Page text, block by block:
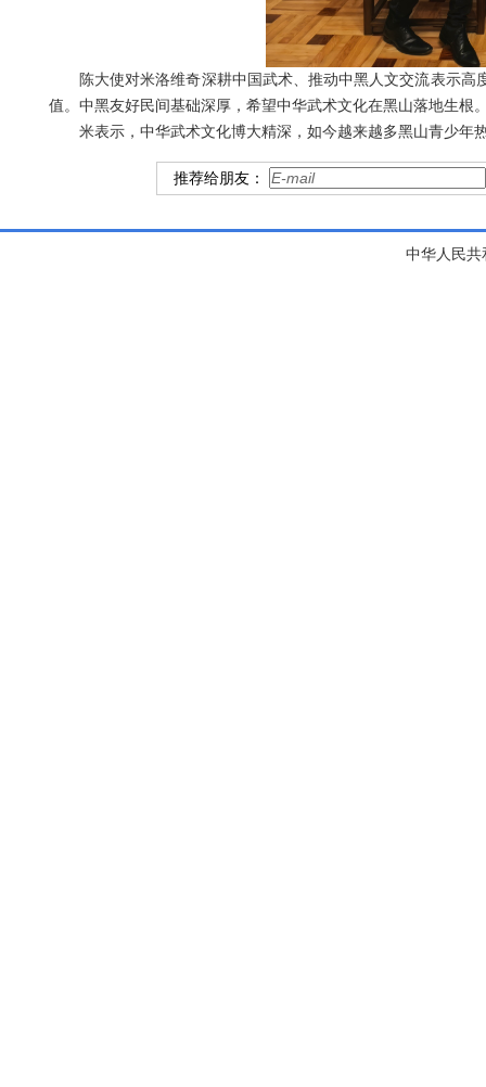
陈大使对米洛维奇深耕中国武术、推动中黑人文交流表示
值。中黑友好民间基础深厚，希望中华武术文化在黑山落地生
米表示，中华武术文化博大精深，如今越来越多黑山青少
推荐给朋友：
中华人民共